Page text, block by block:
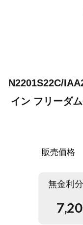
N2201S22C/
イン フリーダ
販売価格
無金利